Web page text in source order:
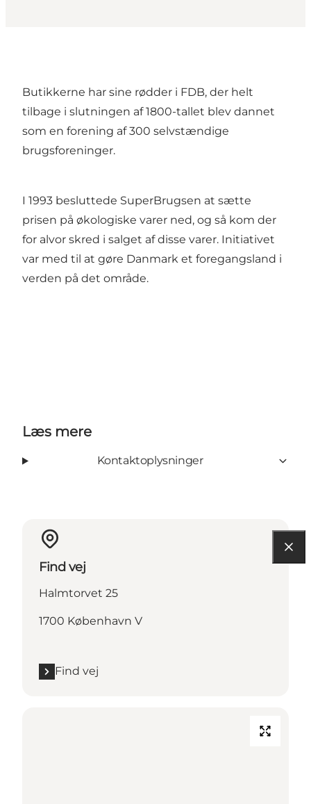
Butikkerne har sine rødder i FDB, der helt
tilbage i slutningen af 1800-tallet blev dannet
som en forening af 300 selvstændige
brugsforeninger.
I 1993 besluttede SuperBrugsen at sætte
prisen på økologiske varer ned, og så kom der
for alvor skred i salget af disse varer. Initiativet
var med til at gøre Danmark et foregangsland i
verden på det område.
Læs mere
Kontaktoplysninger
Find vej
Halmtorvet 25
1700 København V
Find vej